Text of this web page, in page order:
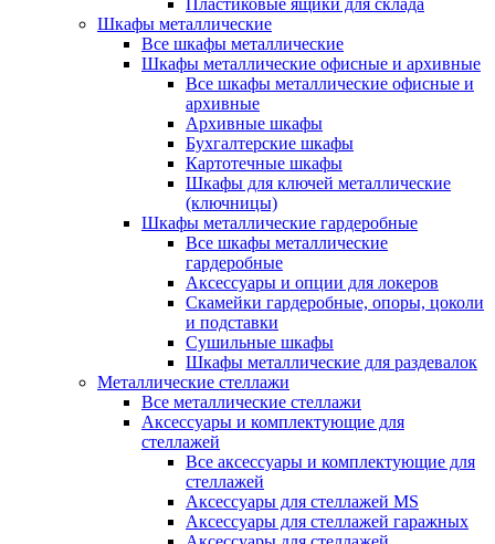
Пластиковые ящики для склада
Шкафы металлические
Все шкафы металлические
Шкафы металлические офисные и архивные
Все шкафы металлические офисные и
архивные
Архивные шкафы
Бухгалтерские шкафы
Картотечные шкафы
Шкафы для ключей металлические
(ключницы)
Шкафы металлические гардеробные
Все шкафы металлические
гардеробные
Аксессуары и опции для локеров
Скамейки гардеробные, опоры, цоколи
и подставки
Сушильные шкафы
Шкафы металлические для раздевалок
Металлические стеллажи
Все металлические стеллажи
Аксессуары и комплектующие для
стеллажей
Все аксессуары и комплектующие для
стеллажей
Аксессуары для стеллажей MS
Аксессуары для стеллажей гаражных